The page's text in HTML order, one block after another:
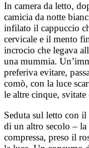
In camera da letto,
camicia da notte
infilato il cappuccio
cervicale e il mento
incrocio che legava
una mummia.
preferiva evitare,
comò, con la luce
le altre cinque,
Seduta sul letto con il
di un altro secolo –
compressa, preso il